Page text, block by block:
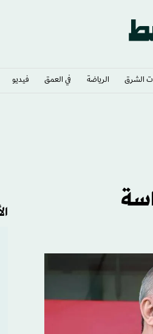
الشرق​ الرياضة في العمق فيديو